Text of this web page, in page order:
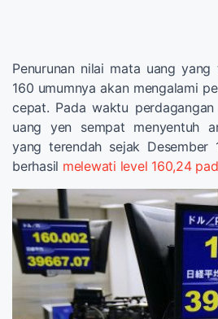
Penurunan nilai mata uang
160 umumnya akan mengalami
cepat. Pada waktu
uang yen sempat menyentuh
yang terendah sejak Desember
berhasil melewati level 160,24